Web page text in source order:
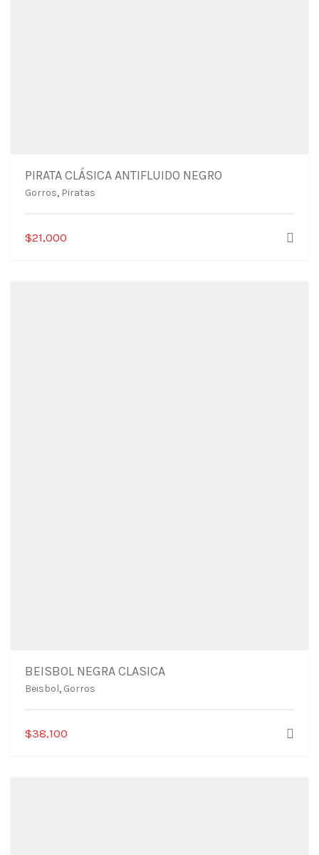
PIRATA CLÁSICA ANTIFLUIDO NEGRO
Gorros, Piratas
$21,000
BEISBOL NEGRA CLASICA
Beisbol, Gorros
$38,100